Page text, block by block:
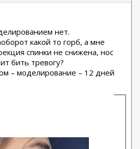
нет.
какой то горб, а мне
спинки не снижена, нос
бить тревогу?
– моделирование – 12 дней